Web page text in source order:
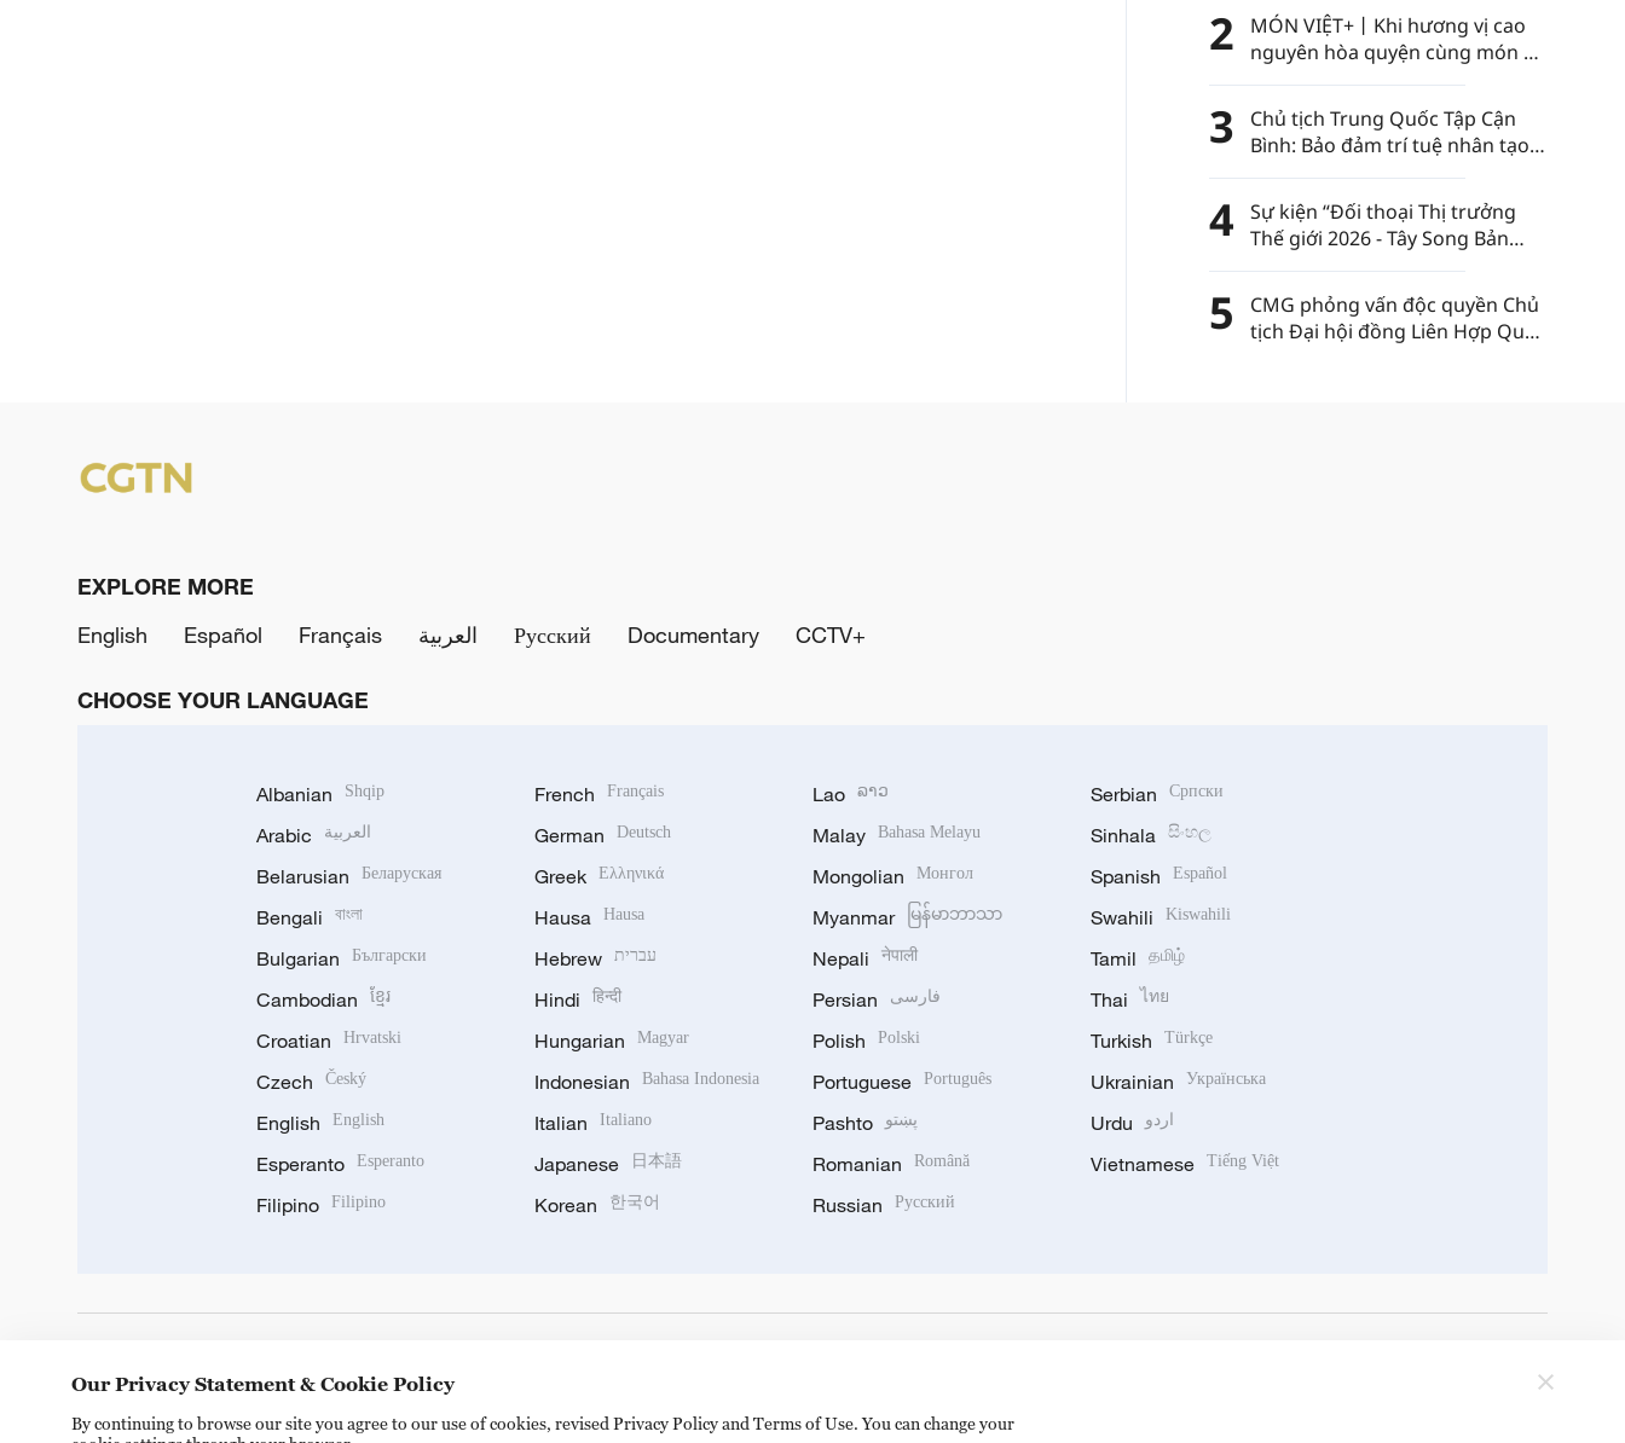
2
MÓN VIỆT+丨Khi hương vị cao
nguyên hòa quyện cùng món ăn
Việt Nam……
3
Chủ tịch Trung Quốc Tập Cận
Bình: Bảo đảm trí tuệ nhân tạo
luôn nằm trong sự kiểm soát
của nhân loại
4
Sự kiện “Đối thoại Thị trưởng
Thế giới 2026 - Tây Song Bản
Nạp” diễn ra tại châu tự trị dân
tộc Thái Tây Song Bản Nạp, tỉnh
Vân Nam, Trung Quốc
5
CMG phỏng vấn độc quyền Chủ
tịch Đại hội đồng Liên Hợp Quốc
EXPLORE MORE
English
Español Français العربية Русский Documentary CCTV+
CHOOSE YOUR LANGUAGE
Albanian Shqip
Arabic العربية
Belarusian Беларуская
Bengali বাংলা
Bulgarian Български
Cambodian ខ្មែរ
Croatian Hrvatski
Czech Český
English English
Esperanto Esperanto
Filipino Filipino
French Français
German Deutsch
Greek Ελληνικά
Hausa Hausa
Hebrew עברית
Hindi हिन्दी
Hungarian Magyar
Indonesian Bahasa Indonesia
Italian Italiano
Japanese 日本語
Korean 한국어
Lao ລາວ
Malay Bahasa Melayu
Mongolian Монгол
Myanmar မြန်မာဘာသာ
Nepali नेपाली
Persian فارسی
Polish Polski
Portuguese Português
Pashto پښتو
Romanian Română
Russian Русский
Serbian Српски
Sinhala සිංහල
Spanish Español
Swahili Kiswahili
Tamil தமிழ்
Thai ไทย
Turkish Türkçe
Ukrainian Українська
Urdu اردو
Vietnamese Tiếng Việt
Our Privacy Statement & Cookie Policy
By continuing to browse our site you agree to our use of cookies, revised Privacy Policy and Terms of Use. You can change your